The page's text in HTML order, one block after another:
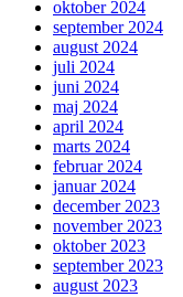
oktober 2024
september 2024
august 2024
juli 2024
juni 2024
maj 2024
april 2024
marts 2024
februar 2024
januar 2024
december 2023
november 2023
oktober 2023
september 2023
august 2023